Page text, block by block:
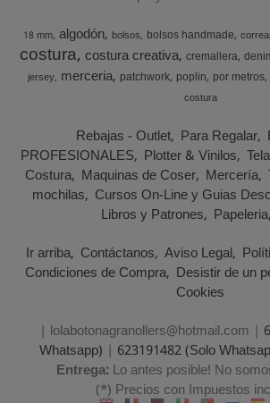
18 mm algodón bolsos bolsos handmade
costura costura creativa cremallera
jersey merceria patchwork poplin por metros
costura
Rebajas - Outlet Para Regalar
PROFESIONALES Plotter & Vinilos
Costura Maquinas de Coser Mercería
mochilas Cursos On-Line y Guias
Libros y Patrones Papeleria
Ir arriba Contáctanos Aviso Legal
Condiciones de Compra Desistir de un
Cookies
| lolabotonagranollers@hotmail.com |
Whatsapp) | 623191482 (Solo
Entrega:Lo antes posible! No
(*) Precios con Impuestos